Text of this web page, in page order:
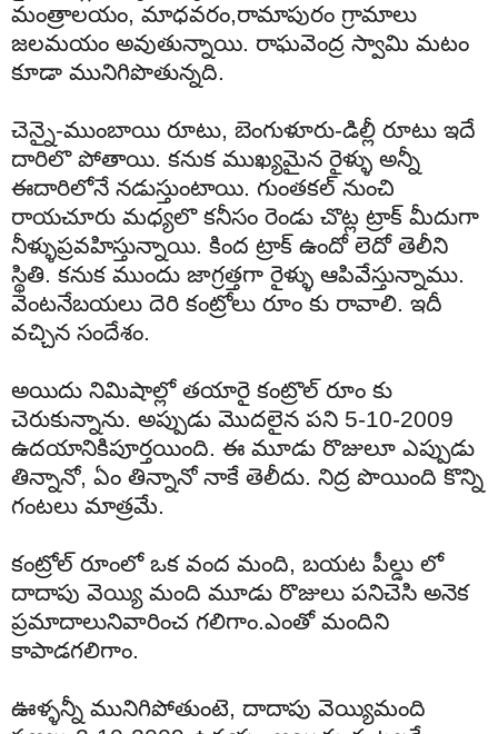
మంత్రాలయం, మాధవరం,రామాపురం గ్రామాలు
జలమయం అవుతున్నాయి. రాఘవెంద్ర స్వామి మటం
కూడా మునిగిపొతున్నది.
చెన్నై-ముంబాయి రూటు, బెంగుళూరు-డిల్లీ రూటు ఇదే
దారిలొ పోతాయి. కనుక ముఖ్యమైన రైళ్ళు అన్నీ
ఈదారిలోనే నడుస్తుంటాయి. గుంతకల్ నుంచి
రాయచూరు మధ్యలొ కనీసం రెండు చొట్ల ట్రాక్ మీదుగా
నీళ్ళుప్రవహిస్తున్నాయి. కింద ట్రాక్ ఉందో లెదో తెలీని
స్థితి. కనుక ముందు జాగ్రత్తగా రైళ్ళు ఆపివేస్తున్నాము.
వెంటనేబయలు దెరి కంట్రోలు రూం కు రావాలి. ఇదీ
వచ్చిన సందేశం.
అయిదు నిమిషాల్లో తయారై కంట్రొల్ రూం కు
చెరుకున్నాను. అప్పుడు మొదలైన పని 5-10-2009
ఉదయానికిపూర్తయింది. ఈ మూడు రొజులూ ఎప్పుడు
తిన్నానో, ఏం తిన్నానో నాకే తెలీదు. నిద్ర పొయింది కొన్ని
గంటలు మాత్రమే.
కంట్రోల్ రూంలో ఒక వంద మంది, బయట పీల్డు లో
దాదాపు వెయ్యి మంది మూడు రొజులు పనిచెసి అనెక
ప్రమాదాలునివారించ గలిగాం.ఎంతో మందిని
కాపాడగలిగాం.
ఊళ్ళన్నీ మునిగిపోతుంటె, దాదాపు వెయ్యిమంది